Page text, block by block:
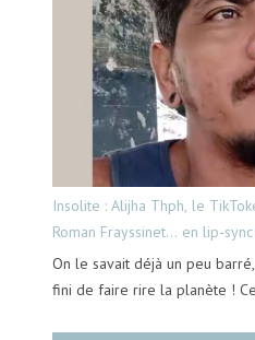
Insolite : Alijha Thph, le
Roman Frayssinet… en lip-
On le savait déjà un peu barré,
fini de faire rire la planète !